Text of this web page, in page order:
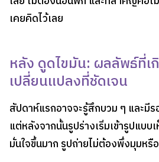
เคยคิดไว้เลย
หลัง ดูดไขมัน: ผลลัพธ์ที่เ
เปลี่ยนแปลงที่ชัดเจน
สัปดาห์แรกอาจจะรู้สึกบวม ๆ และมีร
แต่หลังจากนั้นรูปร่างเริ่มเข้ารูปแบบ
มั่นใจขึ้นมาก รูปถ่ายไม่ต้องพึ่งมุมหรื